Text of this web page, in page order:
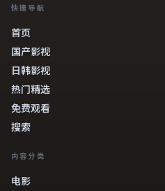
快捷导航
首页
国产影视
日韩影视
热门精选
免费观看
搜索
内容分类
电影